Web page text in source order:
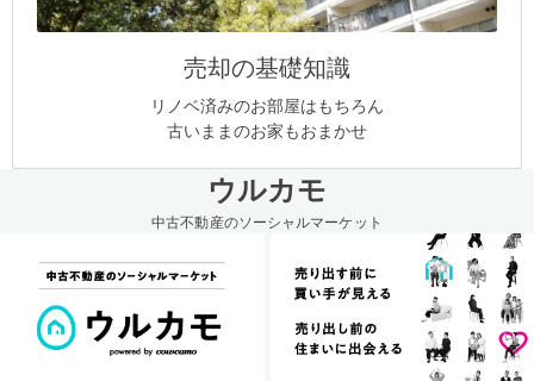
売却の基礎知識
リノベ済みのお部屋はもちろん
古いままのお家もおまかせ
ウルカモ
中古不動産のソーシャルマーケット